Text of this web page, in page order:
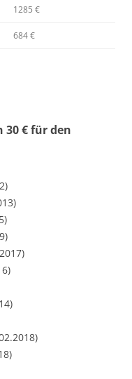
1285 €
684 €
30 € für den